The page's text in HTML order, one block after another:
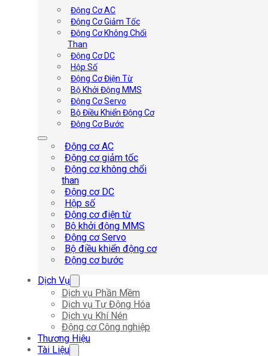
Động Cơ AC
Động Cơ Giảm Tốc
Động Cơ Không Chổi
Than
Động Cơ DC
Hộp Số
Động Cơ Điện Từ
Bộ Khởi Động MMS
Động Cơ Servo
Bộ Điều Khiển Động Cơ
Động Cơ Bước
Động cơ AC
Động cơ giảm tốc
Động cơ không chổi
than
Động cơ DC
Hộp số
Động cơ điện từ
Bộ khởi động MMS
Động cơ Servo
Bộ điều khiển động cơ
Động cơ bước
Dịch Vụ
Dịch vụ Phần Mềm
Dịch vụ Tự Động Hóa
Dịch vụ Khí Nén
Động cơ Công nghiệp
Thương Hiệu
Tài Liệu